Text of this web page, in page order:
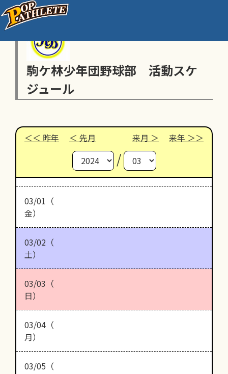
駒ケ林少年団野球部 活動スケ
ジュール
昨年 先月 来月 来年
/
03/01（
金）
03/02（
土）
03/03（
日）
03/04（
月）
03/05（